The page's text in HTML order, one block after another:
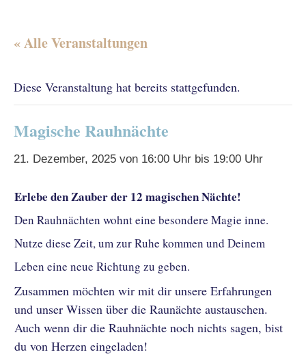
« Alle Veranstaltungen
Diese Veranstaltung hat bereits stattgefunden.
Magische Rauhnächte
21. Dezember, 2025 von 16:00 Uhr bis 19:00 Uhr
Erlebe den Zauber der 12 magischen Nächte!
Den Rauhnächten wohnt eine besondere Magie inne.
Nutze diese Zeit, um zur Ruhe kommen und Deinem
Leben eine neue Richtung zu geben.
Zusammen möchten wir mit dir unsere Erfahrungen
und unser Wissen über die Raunächte austauschen.
Auch wenn dir die Rauhnächte noch nichts sagen, bist
du von Herzen eingeladen!